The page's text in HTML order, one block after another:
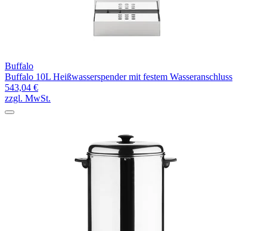
Buffalo
Buffalo 10L Heißwasserspender mit festem Wasseranschluss
543,04 €
zzgl. MwSt.